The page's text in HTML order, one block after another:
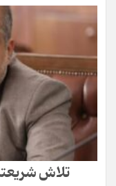
تلاش